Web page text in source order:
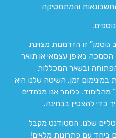
והמתמטיקה
גוטמן” זו הזדמנות מצוינת
הסמכה באופן עצמאי או תואר
ובשאר המכללות
במינימום זמן. השיטה שלנו היא
מהלימוד. כלומר אנו מלמדים
כדי להצטיין בבחינה.
שלנו, הסטודנט מקבל
ביחד עם פתרונות מלאים!